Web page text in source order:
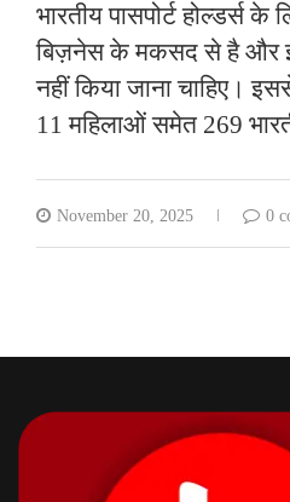
भारतीय पासपोर्ट होल्डर्स
बिज़नेस के मकसद से है और
नहीं किया जाना चाहिए।
11 महिलाओं समेत 269
November 20, 2025 0